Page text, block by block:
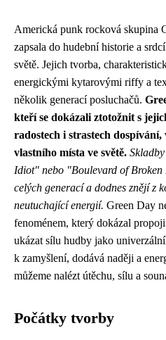
Americká punk rocková skupina
zapsala do hudební historie a
světě. Jejich tvorba,
energickými kytarovými riffy a
několik generací posluchačů.
kteří se dokázali ztotožnit s
radostech i strastech
vlastního místa ve světě.
Idiot" nebo "Boulevard of Broken
celých generací a dodnes znějí z
neutuchající energií. Green Day
fenoménem, který dokázal
ukázat sílu hudby jako
k zamyšlení, dodává naději a
můžeme nalézt útěchu, sílu a
Počátky tvorby